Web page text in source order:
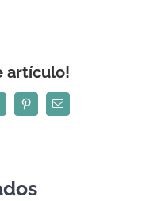
artículo!
PinterestCorreo
electrónico